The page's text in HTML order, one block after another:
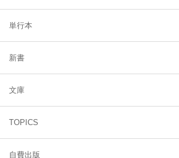
単行本
新書
文庫
TOPICS
自費出版